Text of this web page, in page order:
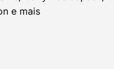
e mais